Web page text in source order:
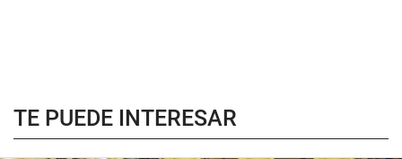
TE PUEDE INTERESAR